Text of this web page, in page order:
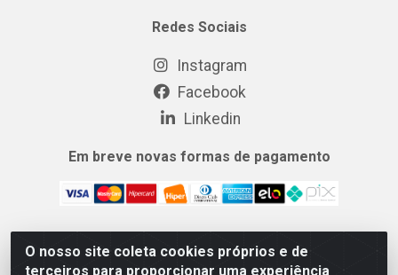
O nosso site coleta cookies próprios e de
terceiros para proporcionar uma experiência
Redes Sociais
Instagram
Facebook
Linkedin
Em breve novas formas de pagamento
MIX CERTO DISTRIBUIDORA DE COSMÉTICOS ALIMENTOS E